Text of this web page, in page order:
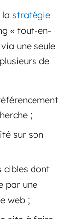
la stratégie
« tout-en-
une seule
de
;
sur son
cibles dont
par une
web ;